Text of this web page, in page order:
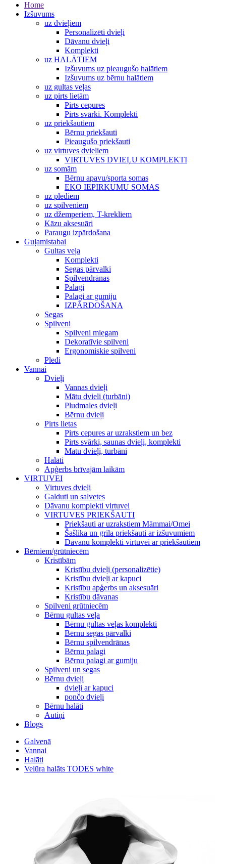
Home
Izšuvums
uz dvieļiem
Personalizēti dvieļi
Dāvanu dvieļi
Komplekti
uz HALĀTIEM
Izšuvums uz pieaugušo halātiem
Izšuvums uz bērnu halātiem
uz gultas veļas
uz pirts lietām
Pirts cepures
Pirts svārki. Komplekti
uz priekšautiem
Bērnu priekšauti
Pieaugušo priekšauti
uz virtuves dvieļiem
VIRTUVES DVIEĻU KOMPLEKTI
uz somām
Bērnu apavu/sporta somas
EKO IEPIRKUMU SOMAS
uz plediem
uz spilveniem
uz džemperiem, T-krekliem
Kāzu aksesuāri
Paraugu izpārdošana
Guļamistabai
Gultas veļa
Komplekti
Segas pārvalki
Spilvendrānas
Palagi
Palagi ar gumiju
IZPĀRDOŠANA
Segas
Spilveni
Spilveni miegam
Dekoratīvie spilveni
Ergonomiskie spilveni
Pledi
Vannai
Dvieļi
Vannas dvieļi
Mātu dvieli (turbāni)
Pludmales dvieļi
Bērnu dvieļi
Pirts lietas
Pirts cepures ar uzrakstiem un bez
Pirts svārki, saunas dvieļi, komplekti
Matu dvieļi, turbāni
Halāti
Apģerbs brīvajām laikām
VIRTUVEI
Virtuves dvieļi
Galduti un salvetes
Dāvanu komplekti virtuvei
VIRTUVES PRIEKŠAUTI
Priekšauti ar uzrakstiem Māmmai/Omei
Šašlika un grila priekšauti ar izšuvumiem
Dāvanu komplekti virtuvei ar priekšautiem
Bērniem/grūtniecēm
Kristībām
Kristību dvieļi (personalizētie)
Kristību dvieļi ar kapuci
Kristību apģerbs un aksesuāri
Kristību dāvanas
Spilveni grūtniecēm
Bērnu gultas veļa
Bērnu gultas veļas komplekti
Bērnu segas pārvalki
Bērnu spilvendrānas
Bērnu palagi
Bērnu palagi ar gumiju
Spilveni un segas
Bērnu dvieļi
dvieļi ar kapuci
pončo dvieļi
Bērnu halāti
Autiņi
Blogs
Galvenā
Vannai
Halāti
Velūra halāts TODES white